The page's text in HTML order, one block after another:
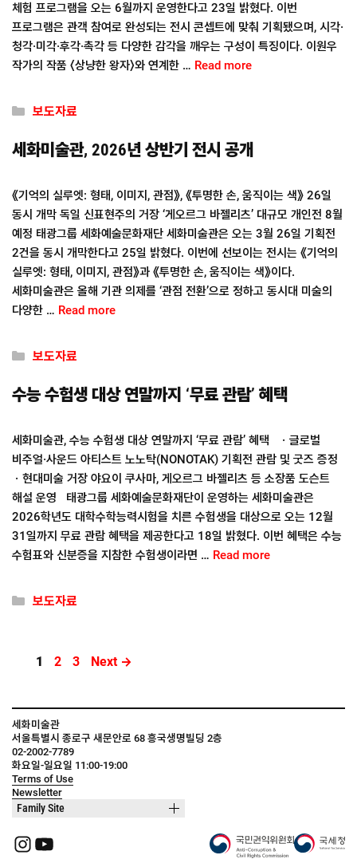
체험 프로그램을 오는 6월까지 운영한다고 23일 밝혔다. 이번
프로그램은 관객 참여로 완성되는 전시 콘셉트에 맞춰 기획됐으며, 시각·
청각·미각·후각·촉각 등 다양한 감각을 깨우는 구성이 특징이다. 이원우
작가의 작품 〈상냥한 왕자〉와 연계한 … Read more
Categories
보도자료
세화미술관, 2026년 상반기 전시 공개
《기억의 실루엣: 형태, 이미지, 관점》, 《투명한 손, 움직이는 색》 26일
동시 개막 독일 신표현주의 거장 ‘게오르그 바젤리츠’ 대규모 개인전 8월
예정 태광그룹 세화예술문화재단 세화미술관은 오는 3월 26일 기획전
2건을 동시 개막한다고 25일 밝혔다. 이번에 선보이는 전시는 《기억의
실루엣: 형태, 이미지, 관점》과 《투명한 손, 움직이는 색》이다.
세화미술관은 올해 기관 의제를 ‘관점 전환’으로 정하고 동시대 미술의
다양한 … Read more
Categories
보도자료
수능 수험생 대상 연말까지 ‘무료 관람’ 혜택
세화미술관, 수능 수험생 대상 연말까지 ‘무료 관람’ 혜택 ㆍ글로벌
비주얼·사운드 아티스트 노노탁(NONOTAK) 기획전 관람 및 굿즈 증정
ㆍ현대미술 거장 야요이 쿠사마, 게오르그 바젤리츠 등 소장품 도슨트
해설 운영 태광그룹 세화예술문화재단이 운영하는 세화미술관은
2026학년도 대학수학능력시험을 치른 수험생을 대상으로 오는 12월
31일까지 무료 관람 혜택을 제공한다고 18일 밝혔다. 이번 혜택은 수능
수험표와 신분증을 지참한 수험생이라면 … Read more
Categories
보도자료
Page
1 Page
2 Page
3 Next →
세화미술관
서울특별시 종로구 새문안로 68 흥국생명빌딩 2층
02-2002-7789
화요일-일요일 11:00-19:00
Terms of Use
Newsletter
Family Site
Instagram
YouTube